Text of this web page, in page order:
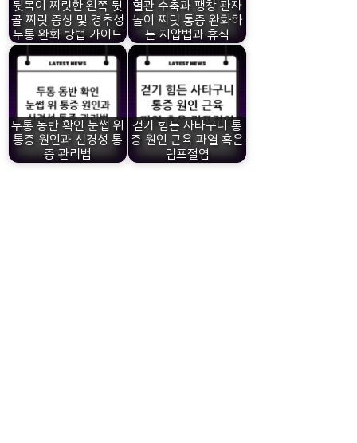
뒷목이 찌릿한 왼쪽 뒷
골 찌릿 증상 및 경추성
두통 완화 방법 가이드
혈관 수축과 팽창 관자
놀이 찌릿 통증 완화하
는 지압법과 휴식
두통 동반 확인 눈썹 위
통증 원인과 신경성 통
증 관리법
걷기 힘든 사타구니 통
증 원인 근육 파열 혹은
림프절염